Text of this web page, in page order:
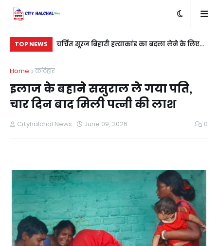
TOP NEWS
के साथ दो
चर्चित सूरज बिहारी हत्याकांड का बदला लेने के लिए
Home
कटिहार
इलाज के बहाने ससुराल ले गया पति,
चार दिन बाद मिली पत्नी की लाश
Cityhalchal News June 09, 2026 0